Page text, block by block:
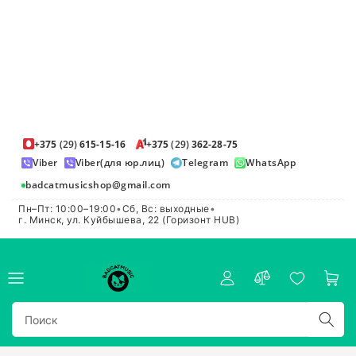
+375 (29)615-15-16 +375(29)362-28-75
Viber
Viber(для юр.лиц) Telegram
WhatsApp
badcatmusicshop@gmail.com
Пн–Пт: 10:00–19:00•Сб, Вс: выходные•
г. Минск, ул. Куйбышева, 22 (Горизонт HUB)